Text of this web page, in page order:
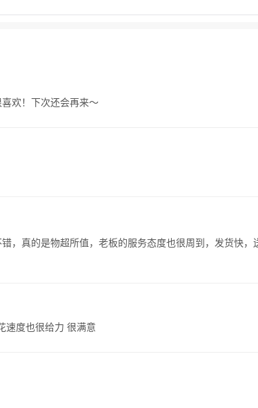
家 侘寂花舍
欢！下次还会再来～
，真的是物超所值，老板的服务态度也很周到，发货快，
速度也很给力 很满意